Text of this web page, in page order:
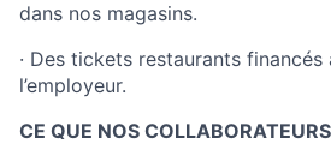
dans nos magasins.
· Des tickets restaurants financés
l’employeur.
CE QUE NOS